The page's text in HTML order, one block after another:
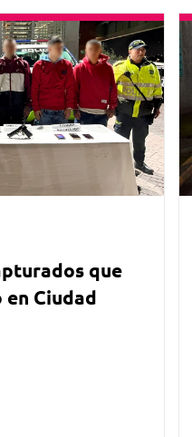
que
Ciudad